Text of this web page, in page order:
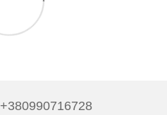
+380990716728